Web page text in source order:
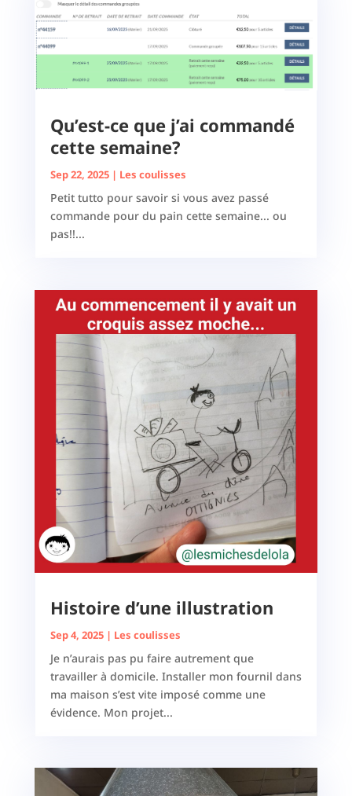
Qu’est-ce que j’ai commandé
cette semaine?
Sep 22, 2025| Les coulisses
Petit tutto pour savoir si vous avez passé
commande pour du pain cette semaine... ou
pas!!...
Histoire d’une illustration
Sep 4, 2025| Les coulisses
Je n’aurais pas pu faire autrement que
travailler à domicile. Installer mon fournil dans
ma maison s’est vite imposé comme une
évidence. Mon projet...